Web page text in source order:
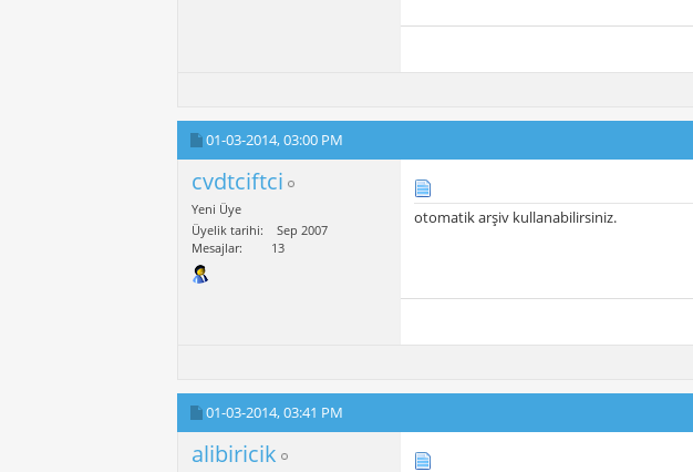
01-03-2014,03:00 PM
cvdtciftci
Yeni Üye
Üyelik tarihi
Sep 2007
Mesajlar
13
otomatik arşiv kullanabilirsiniz.
01-03-2014,03:41 PM
alibiricik